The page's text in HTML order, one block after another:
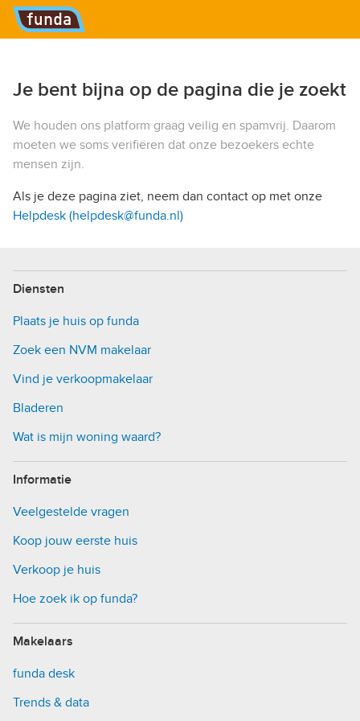
Hoofdmenu
Je bent bijna op de pagina die je zoekt
We houden ons platform graag veilig en spamvrij. Daarom
moeten we soms verifiëren dat onze bezoekers echte
mensen zijn.
Als je deze pagina ziet, neem dan contact op met onze
Helpdesk (helpdesk@funda.nl)
Diensten
Plaats je huis op funda
Zoek een NVM makelaar
Vind je verkoopmakelaar
Bladeren
Wat is mijn woning waard?
Informatie
Veelgestelde vragen
Koop jouw eerste huis
Verkoop je huis
Hoe zoek ik op funda?
Makelaars
funda desk
Trends & data